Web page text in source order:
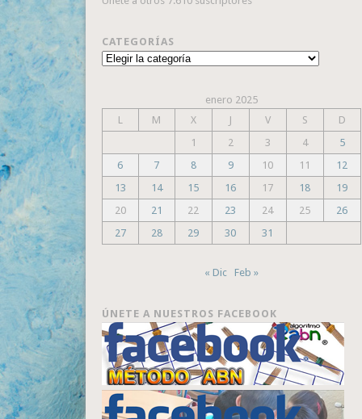
CATEGORÍAS
Categorías
enero 2025
L
M X J V S
D
1
2 3 4
5
6
7 8 9 10 11
12
13
14 15 16 17 18
19
20
21 22 23 24 25
26
27
28 29 30 31
« Dic Feb »
ÚNETE A NUESTROS FACEBOOK